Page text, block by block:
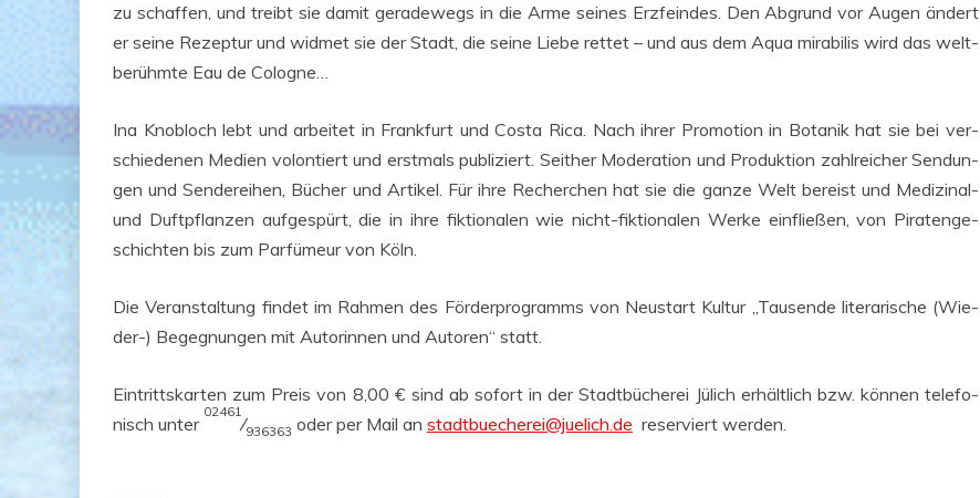
zu schaf­fen, und treibt sie damit gera­de­wegs in die Arme sei­nes Erz­fein­des. Den Abgrund vor Augen ändert
er sei­ne Rezep­tur und wid­met sie der Stadt, die sei­ne Lie­be ret­tet – und aus dem Aqua mira­bi­lis wird das welt­
be­rühm­te Eau de Cologne…
Ina Knob­loch lebt und arbei­tet in Frank­furt und Cos­ta Rica. Nach ihrer Pro­mo­ti­on in Bota­nik hat sie bei ver­
schie­de­nen Medi­en volon­tiert und erst­mals publi­ziert. Seit­her Mode­ra­ti­on und Pro­duk­ti­on zahl­rei­cher Sen­dun­
gen und Sen­de­rei­hen, Bücher und Arti­kel. Für ihre Recher­chen hat sie die gan­ze Welt bereist und Medi­zi­nal-
und Duft­pflan­zen auf­ge­spürt, die in ihre fik­tio­na­len wie nicht-fik­tio­na­len Wer­ke ein­flie­ßen, von Pira­ten­ge­
schich­ten bis zum Par­fü­meur von Köln.
Die Ver­an­stal­tung fin­det im Rah­men des För­der­pro­gramms von Neu­start Kul­tur „Tau­sen­de lite­ra­ri­sche (Wie­
der-) Begeg­nun­gen mit Autorin­nen und Autoren“ statt.
Ein­tritts­kar­ten zum Preis von 8,00 € sind ab sofort in der Stadt­bü­che­rei Jülich erhält­lich bzw. kön­nen tele­fo­
nisch unter
02461
⁄936363 oder per Mail an stadtbuecherei@juelich.de reser­viert werden.